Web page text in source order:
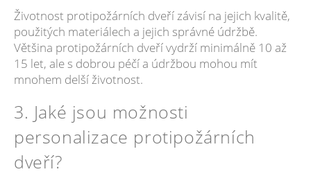
Životnost protipožárních dveří závisí na jejich kvalitě,
použitých materiálech a jejich správné údržbě.
Většina protipožárních dveří vydrží minimálně 10 až
15 let, ale s dobrou péčí a údržbou mohou mít
mnohem delší životnost.
3. Jaké jsou možnosti
personalizace protipožárních
dveří?